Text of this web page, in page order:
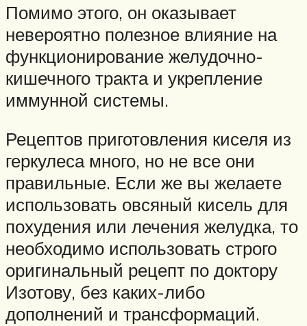
Помимо этого, он оказывает
невероятно полезное влияние на
функционирование желудочно-
кишечного тракта и укрепление
иммунной системы.
Рецептов приготовления киселя из
геркулеса много, но не все они
правильные. Если же вы желаете
использовать овсяный кисель для
похудения или лечения желудка, то
необходимо использовать строго
оригинальный рецепт по доктору
Изотову, без каких-либо
дополнений и трансформаций.